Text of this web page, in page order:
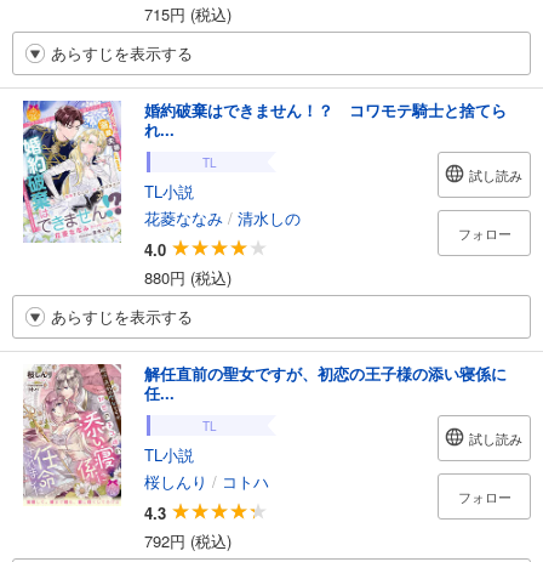
715円 (税込)
あらすじを表示する
婚約破棄はできません！？ コワモテ騎士と捨てら
れ...
TL
TL小説
花菱ななみ / 清水しの
4.0
880円 (税込)
試し読み
フォロー
あらすじを表示する
解任直前の聖女ですが、初恋の王子様の添い寝係に
任...
TL
TL小説
桜しんり / コトハ
4.3
792円 (税込)
試し読み
フォロー